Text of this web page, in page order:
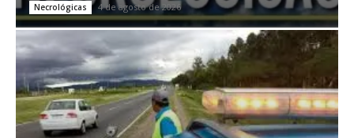
Necrológicas 4 de agosto de 2026